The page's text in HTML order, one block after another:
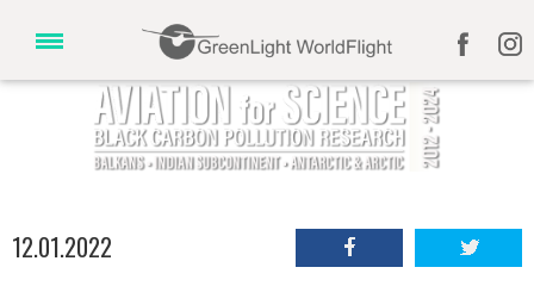
12.01.2022